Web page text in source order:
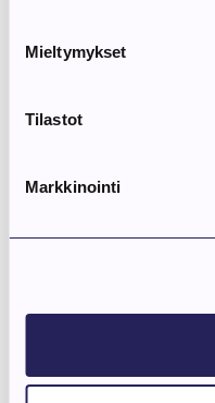
Mieltymykset
Tilastot
Markkinointi
Nousumetrit: 2151 m
Pyörätiet: